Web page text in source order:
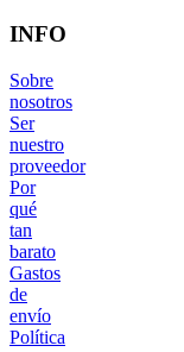
INFO
Sobre
nosotros
Ser
nuestro
proveedor
Por
qué
tan
barato
Gastos
de
envío
Política